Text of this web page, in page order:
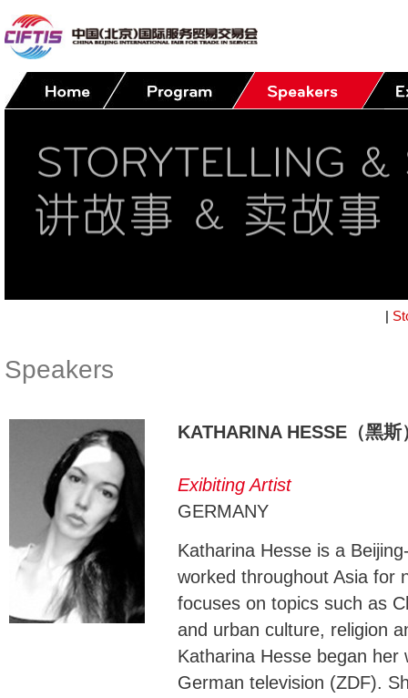
|
Speakers
KATHARINA HESSE（黑斯
Exibiting Artist
GERMANY
Katharina Hesse is a
worked throughout Asia for
focuses on topics such as
and urban culture, religion
Katharina Hesse began
German television (ZDF).